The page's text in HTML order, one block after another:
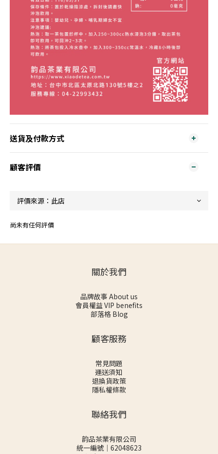
送貨及付款方式
顧客評價
尚未有任何評價
關於我們
品牌故事 About us
會員權益 VIP benefits
部落格 Blog
顧客服務
常見問題
運送須知
退換貨政策
隱私權條款
聯絡我們
韵品茶業有限公司
統一編號｜62048623